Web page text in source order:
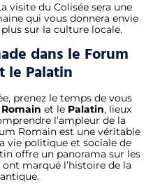
visite du Colisée sera une
qui vous donnera envie
sur la culture locale.
dans le Forum
le Palatin
prenez le temps de vous
et le Palatin, lieux
l’ampleur de la
Romain est une véritable
vie politique et sociale de
offre un panorama sur les
marqué l’histoire de la